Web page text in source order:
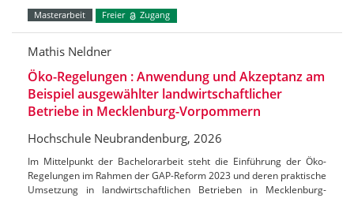
Masterarbeit Freier Zugang
Mathis Neldner
Öko-Regelungen : Anwendung und Akzeptanz am
Beispiel ausgewählter landwirtschaftlicher
Betriebe in Mecklenburg-Vorpommern
Hochschule Neubrandenburg, 2026
Im Mittelpunkt der Bachelorarbeit steht die Einführung der Öko-
Regelungen im Rahmen der GAP-Reform 2023 und deren praktische
Umsetzung in landwirtschaftlichen Betrieben in Mecklenburg-